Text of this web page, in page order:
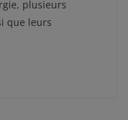
plusieurs
que leurs